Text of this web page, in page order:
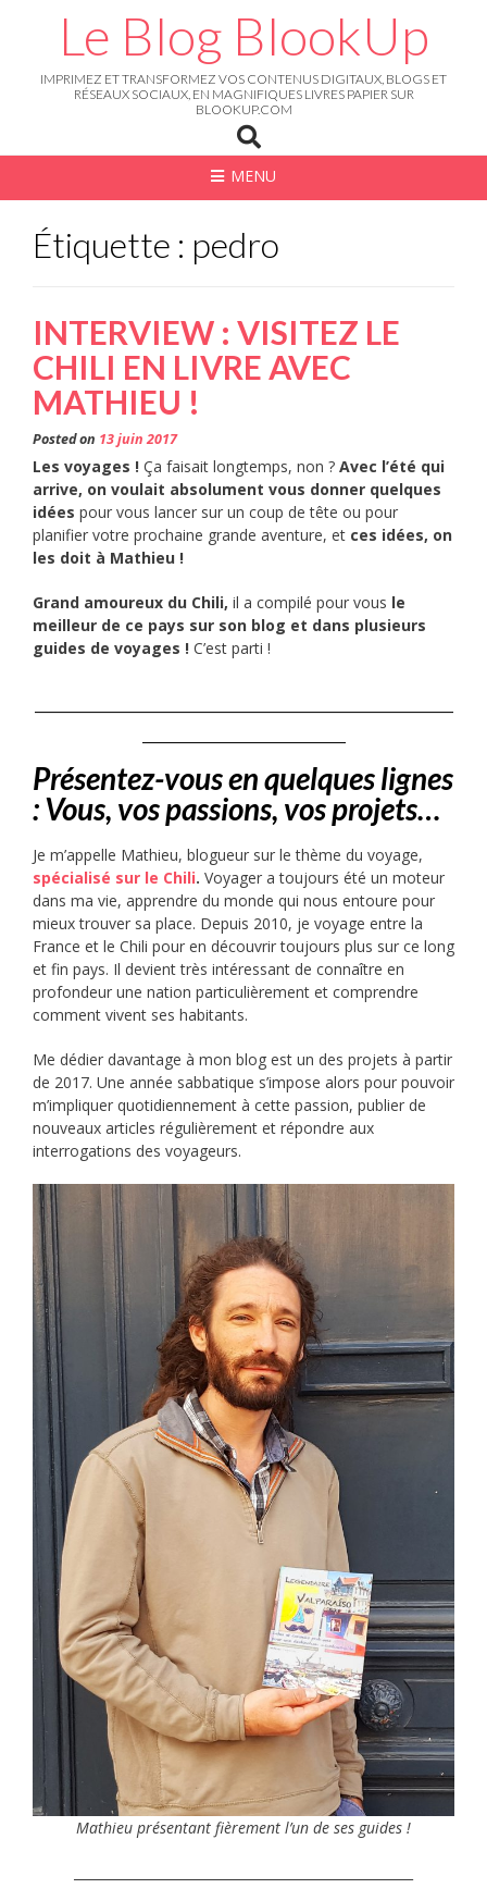
Le Blog BlookUp
IMPRIMEZ ET TRANSFORMEZ VOS CONTENUS DIGITAUX, BLOGS ET
RÉSEAUX SOCIAUX, EN MAGNIFIQUES LIVRES PAPIER SUR
BLOOKUP.COM
MENU
Étiquette : pedro
INTERVIEW : VISITEZ LE
CHILI EN LIVRE AVEC
MATHIEU !
Posted on 13 juin 2017
Les voyages ! Ça faisait longtemps, non ? Avec l’été qui
arrive, on voulait absolument vous donner quelques
idées pour vous lancer sur un coup de tête ou pour
planifier votre prochaine grande aventure, et ces idées, on
les doit à Mathieu !
Grand amoureux du Chili, il a compilé pour vous le
meilleur de ce pays sur son blog et dans plusieurs
guides de voyages ! C’est parti !
Présentez-vous en quelques lignes
: Vous, vos passions, vos projets…
Je m’appelle Mathieu, blogueur sur le thème du voyage,
spécialisé sur le Chili. Voyager a toujours été un moteur
dans ma vie, apprendre du monde qui nous entoure pour
mieux trouver sa place. Depuis 2010, je voyage entre la
France et le Chili pour en découvrir toujours plus sur ce long
et fin pays. Il devient très intéressant de connaître en
profondeur une nation particulièrement et comprendre
comment vivent ses habitants.
Me dédier davantage à mon blog est un des projets à partir
de 2017. Une année sabbatique s’impose alors pour pouvoir
m’impliquer quotidiennement à cette passion, publier de
nouveaux articles régulièrement et répondre aux
interrogations des voyageurs.
Mathieu présentant fièrement l’un de ses guides !